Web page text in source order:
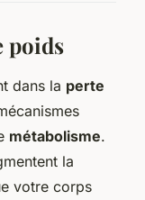
poids
dans la perte
métabolisme.
la
votre corps